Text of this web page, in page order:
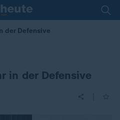
der Defensive
in der Defensive